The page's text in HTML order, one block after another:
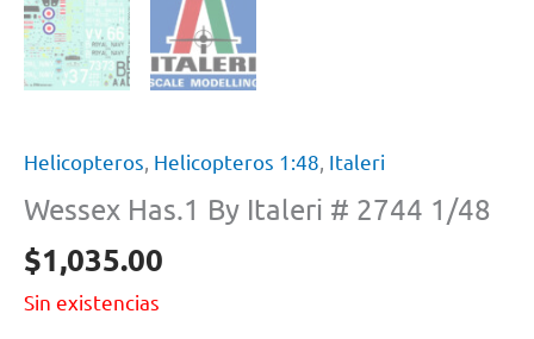
Helicopteros, Helicopteros 1:48, Italeri
Wessex Has.1 By Italeri # 2744 1/48
$1,035.00
Sin existencias